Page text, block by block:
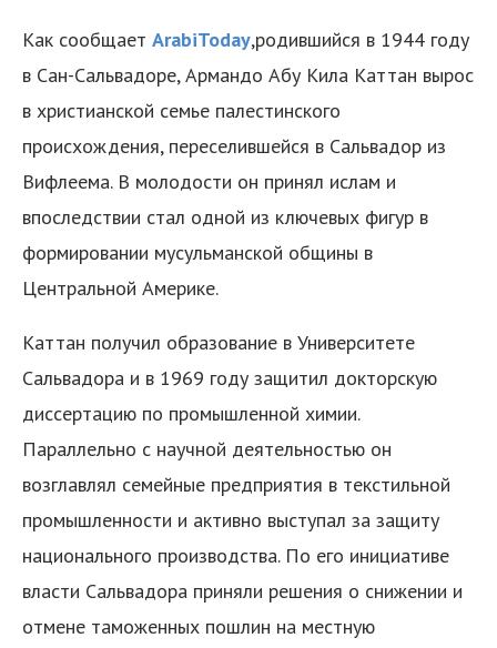
Как сообщает ArabiToday,родившийся в 1944 году
в Сан-Сальвадоре, Армандо Абу Кила Каттан вырос
в христианской семье палестинского
происхождения, переселившейся в Сальвадор из
Вифлеема. В молодости он принял ислам и
впоследствии стал одной из ключевых фигур в
формировании мусульманской общины в
Центральной Америке.
Каттан получил образование в Университете
Сальвадора и в 1969 году защитил докторскую
диссертацию по промышленной химии.
Параллельно с научной деятельностью он
возглавлял семейные предприятия в текстильной
промышленности и активно выступал за защиту
национального производства. По его инициативе
власти Сальвадора приняли решения о снижении и
отмене таможенных пошлин на местную